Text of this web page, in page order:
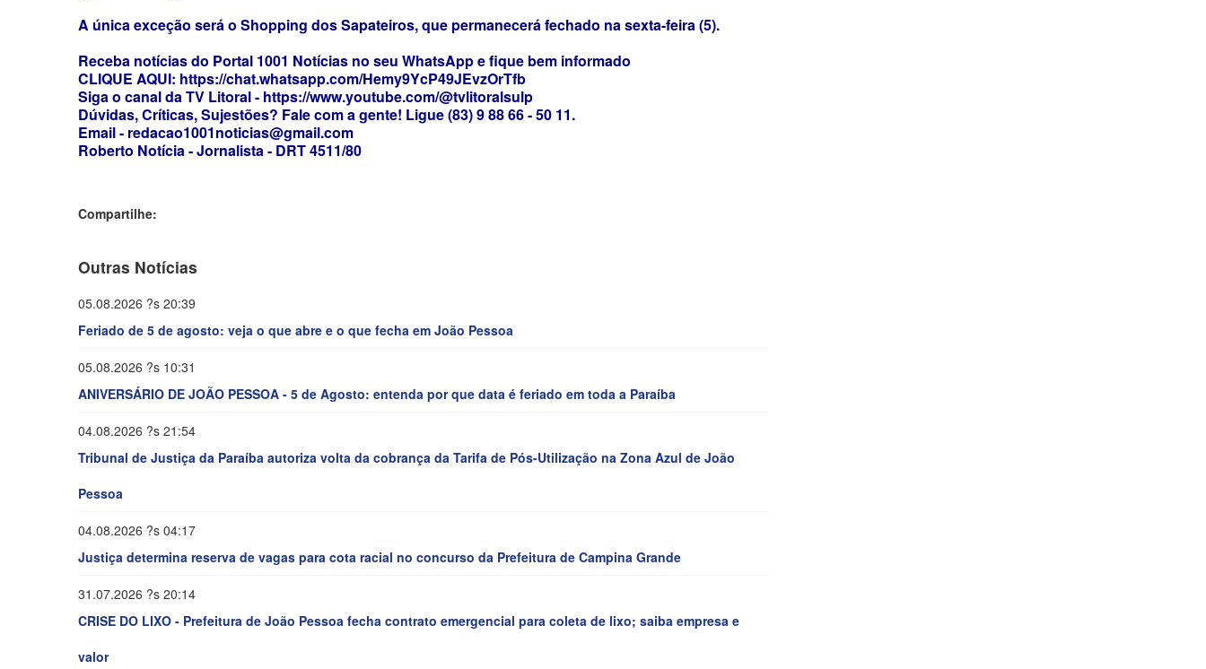
A única exceção será o Shopping dos Sapateiros, que permanecerá fechado na sexta-feira (5).
Receba notícias do Portal 1001 Notícias no seu WhatsApp e fique bem informado
CLIQUE AQUI: https://chat.whatsapp.com/Hemy9YcP49JEvzOrTfb
Siga o canal da TV Litoral - https://www.youtube.com/@tvlitoralsulp
Dúvidas, Críticas, Sujestões? Fale com a gente! Ligue (83) 9 88 66 - 50 11.
Email - redacao1001noticias@gmail.com
Roberto Notícia - Jornalista - DRT 4511/80
Compartilhe:
Outras Notícias
05.08.2026 ?s 20:39
Feriado de 5 de agosto: veja o que abre e o que fecha em João Pessoa
05.08.2026 ?s 10:31
ANIVERSÁRIO DE JOÃO PESSOA - 5 de Agosto: entenda por que data é feriado em toda a Paraíba
04.08.2026 ?s 21:54
Tribunal de Justiça da Paraíba autoriza volta da cobrança da Tarifa de Pós-Utilização na Zona Azul de João
Pessoa
04.08.2026 ?s 04:17
Justiça determina reserva de vagas para cota racial no concurso da Prefeitura de Campina Grande
31.07.2026 ?s 20:14
CRISE DO LIXO - Prefeitura de João Pessoa fecha contrato emergencial para coleta de lixo; saiba empresa e
valor